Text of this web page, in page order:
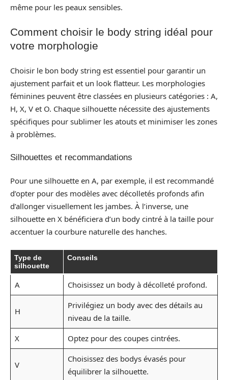
même pour les peaux sensibles.
Comment choisir le body string idéal pour
votre morphologie
Choisir le bon body string est essentiel pour garantir un
ajustement parfait et un look flatteur. Les morphologies
féminines peuvent être classées en plusieurs catégories : A,
H, X, V et O. Chaque silhouette nécessite des ajustements
spécifiques pour sublimer les atouts et minimiser les zones
à problèmes.
Silhouettes et recommandations
Pour une silhouette en A, par exemple, il est recommandé
d’opter pour des modèles avec décolletés profonds afin
d’allonger visuellement les jambes. À l’inverse, une
silhouette en X bénéficiera d’un body cintré à la taille pour
accentuer la courbure naturelle des hanches.
Type de
silhouette
Conseils
A Choisissez un body à décolleté profond.
H
Privilégiez un body avec des détails au
niveau de la taille.
X
Optez pour des coupes cintrées.
V
Choisissez des bodys évasés pour
équilibrer la silhouette.